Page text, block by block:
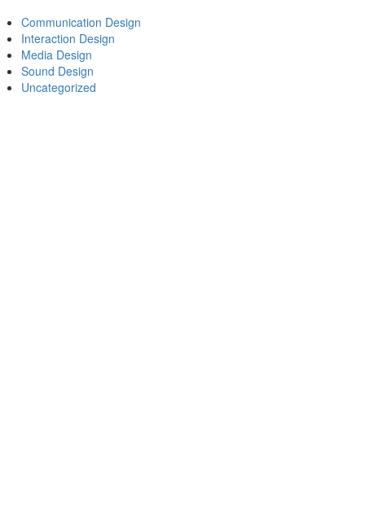
Communication Design
Interaction Design
Media Design
Sound Design
Uncategorized